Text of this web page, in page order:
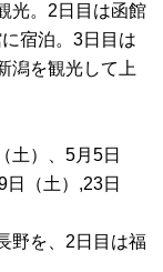
光。2日目は函館
宿泊。3日目は
潟を観光して上
土）、5月5日
日（土）,23日
野を、2日目は福